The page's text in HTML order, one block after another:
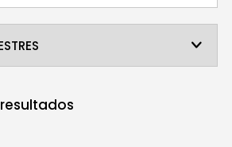
resultados